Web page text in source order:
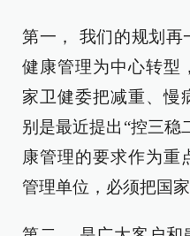
第一， 我们的规划再
健康管理为中心转型
家卫健委把减重、慢
别是最近提出“控三稳
康管理的要求作为重
管理单位，必须把国